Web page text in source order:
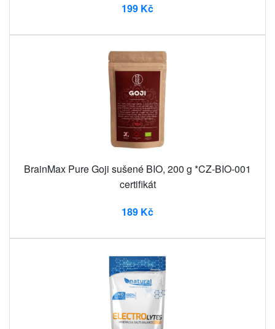
199 Kč
BrainMax Pure Goji sušené BIO, 200 g *CZ-BIO-001
certifikát
189 Kč